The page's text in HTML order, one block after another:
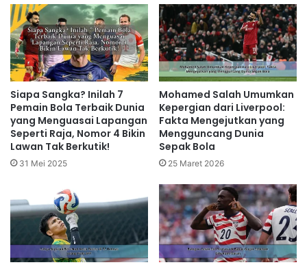
Siapa Sangka? Inilah 7
Pemain Bola Terbaik Dunia
yang Menguasai Lapangan
Seperti Raja, Nomor 4 Bikin
Lawan Tak Berkutik!
31 Mei 2025
Mohamed Salah Umumkan
Kepergian dari Liverpool:
Fakta Mengejutkan yang
Mengguncang Dunia
Sepak Bola
25 Maret 2026